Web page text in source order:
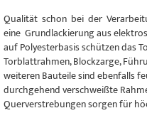
Qualität schon bei der
eine Grundlackierung aus
auf Polyesterbasis schützen das
Torblattrahmen, Blockzarge,
weiteren Bauteile sind ebenfalls
durchgehend verschweißte
Querverstrebungen sorgen für